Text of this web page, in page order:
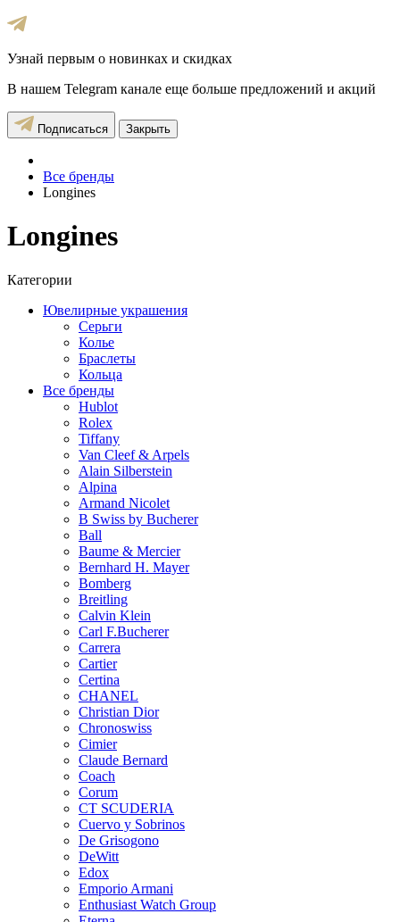
Узнай первым о новинках и скидках
В нашем Telegram канале еще больше предложений и акций
Подписаться Закрыть
Все бренды
Longines
Longines
Категории
Ювелирные украшения
Серьги
Колье
Браслеты
Кольца
Все бренды
Hublot
Rolex
Tiffany
Van Cleef & Arpels
Alain Silberstein
Alpina
Armand Nicolet
B Swiss by Bucherer
Ball
Baume & Mercier
Bernhard H. Mayer
Bomberg
Breitling
Calvin Klein
Carl F.Bucherer
Carrera
Cartier
Certina
CHANEL
Christian Dior
Chronoswiss
Cimier
Claude Bernard
Coach
Corum
CT SCUDERIA
Cuervo y Sobrinos
De Grisogono
DeWitt
Edox
Emporio Armani
Enthusiast Watch Group